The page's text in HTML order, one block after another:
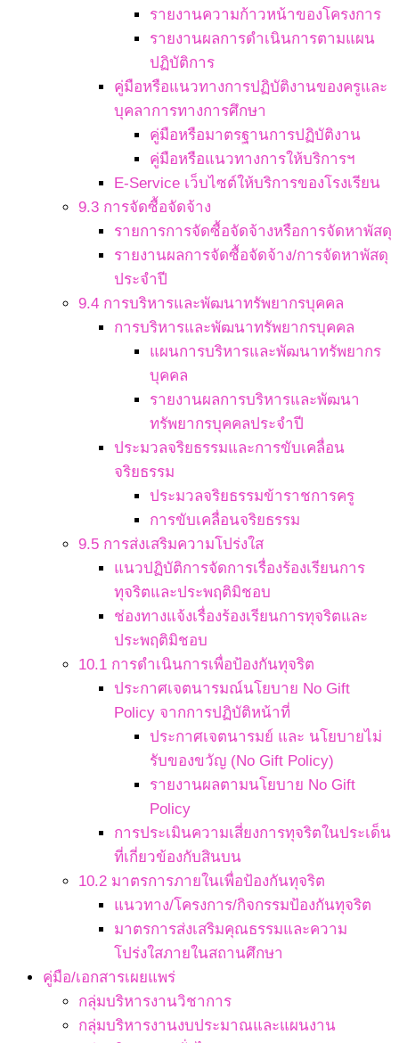
รายงานความก้าวหน้าของโครงการ
รายงานผลการดำเนินการตามแผน
ปฏิบัติการ
คู่มือหรือแนวทางการปฏิบัติงานของครูและ
บุคลาการทางการศึกษา
คู่มือหรือมาตรฐานการปฏิบัติงาน
คู่มือหรือแนวทางการให้บริการฯ
E-Service เว็บไซต์ให้บริการของโรงเรียน
9.3 การจัดซื้อจัดจ้าง
รายการการจัดซื้อจัดจ้างหรือการจัดหาพัสดุ
รายงานผลการจัดซื้อจัดจ้าง/การจัดหาพัสดุ
ประจำปี
9.4 การบริหารและพัฒนาทรัพยากรบุคคล
การบริหารและพัฒนาทรัพยากรบุคคล
แผนการบริหารและพัฒนาทรัพยากร
บุคคล
รายงานผลการบริหารและพัฒนา
ทรัพยากรบุคคลประจำปี
ประมวลจริยธรรมและการขับเคลื่อน
จริยธรรม
ประมวลจริยธรรมข้าราชการครู
การขับเคลื่อนจริยธรรม
9.5 การส่งเสริมความโปร่งใส
แนวปฏิบัติการจัดการเรื่องร้องเรียนการ
ทุจริตและประพฤติมิชอบ
ช่องทางแจ้งเรื่องร้องเรียนการทุจริตและ
ประพฤติมิชอบ
10.1 การดำเนินการเพื่อป้องกันทุจริต
ประกาศเจตนารมณ์นโยบาย No Gift
Policy จากการปฏิบัติหน้าที่
ประกาศเจตนารมย์ และ นโยบายไม่
รับของขวัญ (No Gift Policy)
รายงานผลตามนโยบาย No Gift
Policy
การประเมินความเสี่ยงการทุจริตในประเด็น
ที่เกี่ยวข้องกับสินบน
10.2 มาตรการภายในเพื่อป้องกันทุจริต
แนวทาง/โครงการ/กิจกรรมป้องกันทุจริต
มาตรการส่งเสริมคุณธรรมและความ
โปร่งใสภายในสถานศึกษา
คู่มือ/เอกสารเผยแพร่
กลุ่มบริหารงานวิชาการ
กลุ่มบริหารงานงบประมาณและแผนงาน